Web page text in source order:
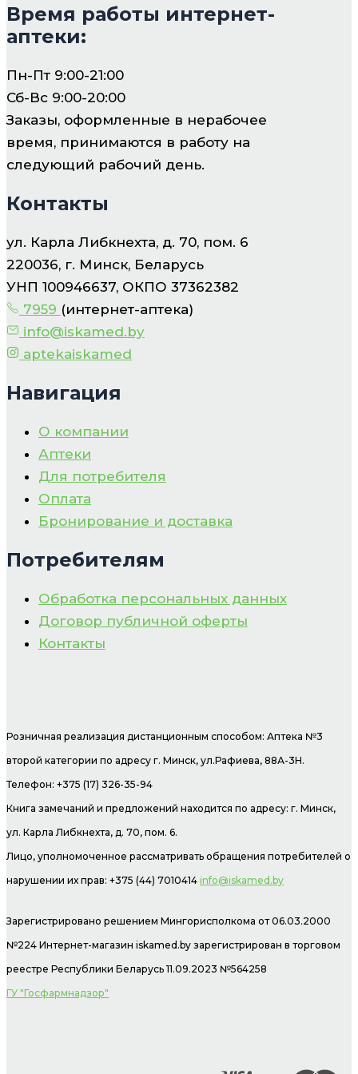
Время работы интернет-
аптеки:
Пн-Пт 9:00-21:00
Сб-Вс 9:00-20:00
Заказы, оформленные в нерабочее
время, принимаются в работу на
следующий рабочий день.
Контакты
ул. Карла Либкнехта, д. 70, пом. 6
220036, г. Минск, Беларусь
УНП 100946637, ОКПО 37362382
7959 (интернет-аптека)
info@iskamed.by
aptekaiskamed
Навигация
О компании
Аптеки
Для потребителя
Оплата
Бронирование и доставка
Потребителям
Обработка персональных данных
Договор публичной оферты
Контакты
Розничная реализация дистанционным способом: Аптека №3
второй категории по адресу г. Минск, ул.Рафиева, 88А-3Н.
Телефон: +375 (17) 326-35-94
Книга замечаний и предложений находится по адресу: г. Минск,
ул. Карла Либкнехта, д. 70, пом. 6.
Лицо, уполномоченное рассматривать обращения потребителей о
нарушении их прав: +375 (44) 7010414 info@iskamed.by
Зарегистрировано решением Мингорисполкома от 06.03.2000
№224 Интернет-магазин iskamed.by зарегистрирован в торговом
реестре Республики Беларусь 11.09.2023 №564258
ГУ "Госфармнадзор"